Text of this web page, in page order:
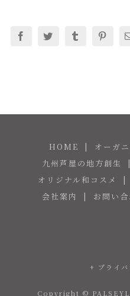
FacebookTwitterTumblr
HOME
オーガ
九州芦屋の地方創生
オリジナル和コスメ
会社案内
お問い
+ プライバ
Copyright ©